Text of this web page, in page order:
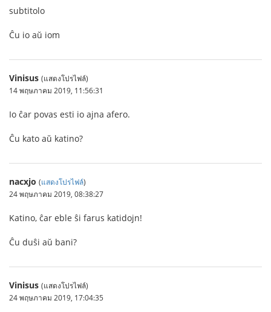
subtitolo
Ĉu io aŭ iom
Vinisus (แสดงโปรไฟล์)
14 พฤษภาคม 2019, 11:56:31
Io ĉar povas esti io ajna afero.
Ĉu kato aŭ katino?
nacxjo (แสดงโปรไฟล์)
24 พฤษภาคม 2019, 08:38:27
Katino, ĉar eble ŝi farus katidojn!
Ĉu duŝi aŭ bani?
Vinisus (แสดงโปรไฟล์)
24 พฤษภาคม 2019, 17:04:35